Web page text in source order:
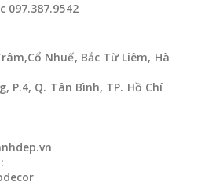
097.387.9542
Nhuế, Bắc Từ Liêm, Hà
P.4, Q. Tân Bình, TP. Hồ Chí